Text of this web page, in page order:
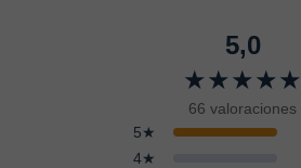
5,0
★★★★★
66 valoraciones
5★
4★